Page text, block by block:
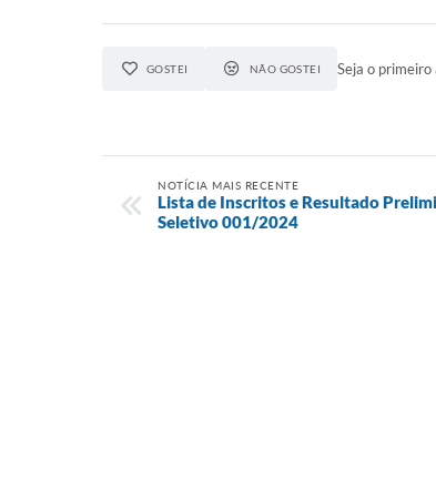
GOSTEI NÃO GOSTEI Seja o
NOTÍCIA MAIS RECENTE
Lista de Inscritos e Resultado
Seletivo 001/2024